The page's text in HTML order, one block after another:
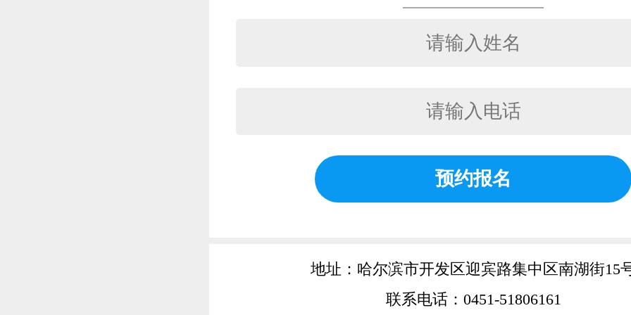
预约报名
地址： 哈尔滨市开发区迎宾路集中区南湖街15
联系电话： 0451-51806161